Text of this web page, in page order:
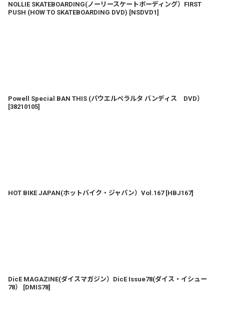
NOLLIE SKATEBOARDING(ノーリースケートボーディング）FIRST
PUSH (HOW TO SKATEBOARDING DVD) [NSDVD1]
Powell Special BAN THIS (パウエルペラルタ バンディス DVD）
[38210105]
HOT BIKE JAPAN(ホットバイク・ジャパン）Vol.167 [HBJ167]
DicE MAGAZINE(ダイスマガジン）DicE Issue78(ダイス・イシュー
78）
[DMIS78]